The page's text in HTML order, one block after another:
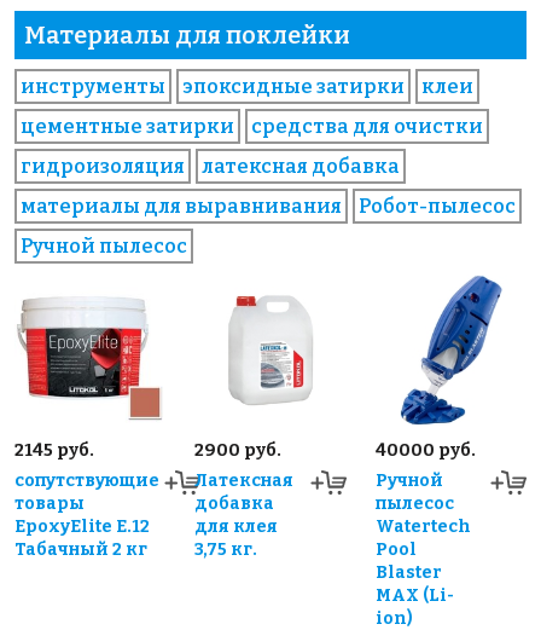
Материалы для поклейки
инструменты эпоксидные затирки
клеи
цементные затирки
средства для очистки
гидроизоляция
латексная добавка
материалы для выравнивания
Робот-пылесос
Ручной пылесос
2145 руб.
сопутствующие
товары
EpoxyElite E.12
Табачный 2 кг
2900 руб.
Латексная
добавка
для клея
3,75 кг.
40000 руб.
Ручной
пылесос
Watertech
Pool
Blaster
MAX (Li-
ion)